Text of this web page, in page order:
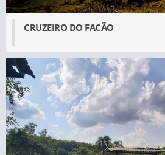
CRUZEIRO DO FACÃO